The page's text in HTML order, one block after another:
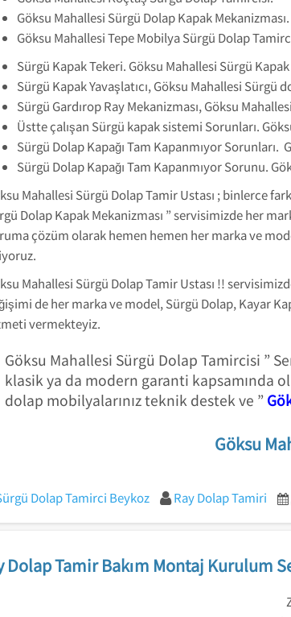
Göksu Mahallesi Sürgü Dolap Kapak Mekanizması.
Göksu Mahallesi Tepe Mobilya Sürgü Dolap
Sürgü Kapak Tekeri. Göksu Mahallesi Sürgü
Sürgü Kapak Yavaşlatıcı, Göksu Mahallesi Sürgü
Sürgü Gardırop Ray Mekanizması, Göksu
Üstte çalışan Sürgü kapak sistemi Sorunları.
Sürgü Dolap Kapağı Tam Kapanmıyor
Sürgü Dolap Kapağı Tam Kapanmıyor Sorunu.
Mahallesi Sürgü Dolap Tamir Ustası ; binlerce
Dolap Kapak Mekanizması ” servisimizde her
çözüm olarak hemen hemen her marka ve
Mahallesi Sürgü Dolap Tamir Ustası !!
de her marka ve model, Sürgü Dolap, Kayar
vermekteyiz.
Göksu Mahallesi Sürgü Dolap Tamircisi ”
klasik ya da modern garanti kapsamında
dolap mobilyalarınız teknik destek ve ”
Göksu
Dolap Tamirci Beykoz Ray Dolap Tamiri
Dolap Tamir Bakım Montaj Kurulum